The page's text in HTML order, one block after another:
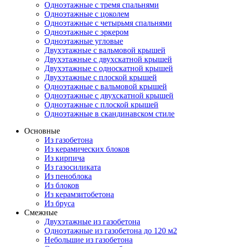
Одноэтажные с тремя спальнями
Одноэтажные с цоколем
Одноэтажные с четырьмя спальнями
Одноэтажные с эркером
Одноэтажные угловые
Двухэтажные с вальмовой крышей
Двухэтажные с двухскатной крышей
Двухэтажные с односкатной крышей
Двухэтажные с плоской крышей
Одноэтажные с вальмовой крышей
Одноэтажные с двухскатной крышей
Одноэтажные с плоской крышей
Одноэтажные в скандинавском стиле
Основные
Из газобетона
Из керамических блоков
Из кирпича
Из газосиликата
Из пеноблока
Из блоков
Из керамзитобетона
Из бруса
Смежные
Двухэтажные из газобетона
Одноэтажные из газобетона до 120 м2
Небольшие из газобетона